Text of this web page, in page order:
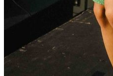
Rainer Kremer
Guido Maria Kretschmer
Achim Lanzendorf
Lena Meyer-Landrut
Levina
Lindemann